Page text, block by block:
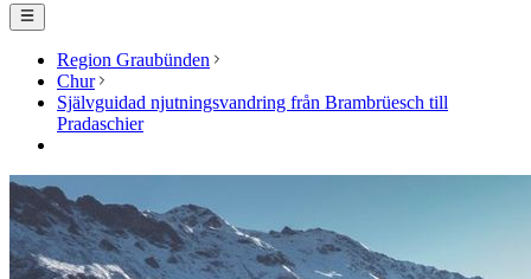
Region Graubünden
Chur
Självguidad njutningsvandring från Brambrüesch till
Pradaschier